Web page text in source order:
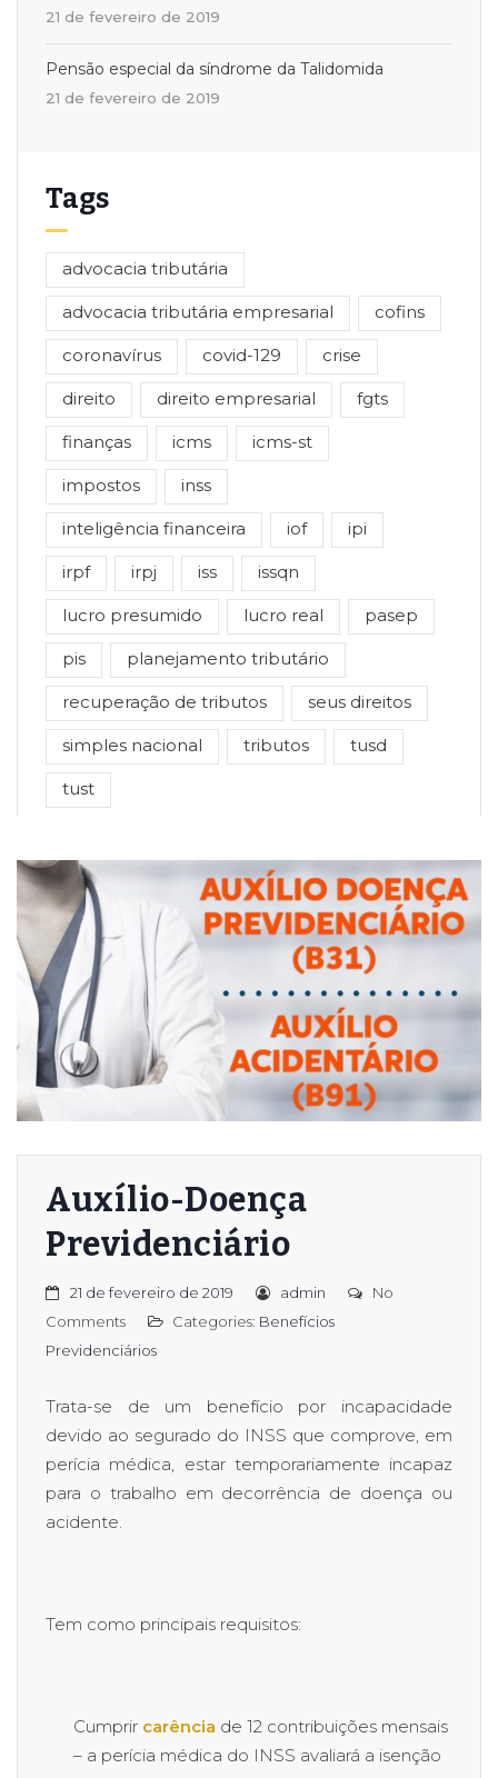
21 de fevereiro de 2019
Pensão especial da síndrome da Talidomida
21 de fevereiro de 2019
Tags
advocacia tributária
advocacia tributária empresarial cofins
coronavírus covid-129 crise
direito direito empresarial fgts
finanças icms icms-st
impostos inss
inteligência financeira iof ipi
irpf irpj iss issqn
lucro presumido lucro real pasep
pis planejamento tributário
recuperação de tributos seus direitos
simples nacional tributos tusd
tust
Auxílio-Doença
Previdenciário
21 de fevereiro de 2019 admin
No
Comments
Categories: Benefícios
Previdenciários
Trata-se de um benefício por incapacidade
devido ao segurado do INSS que comprove, em
perícia médica, estar temporariamente incapaz
para o trabalho em decorrência de doença ou
acidente.
Tem como principais requisitos:
Cumprir carência de 12 contribuições mensais
– a perícia médica do INSS avaliará a isenção